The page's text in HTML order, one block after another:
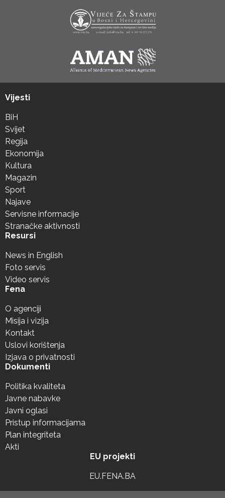
Vijesti
BiH
Svijet
Regija
Ekonomija
Kultura
Magazin
Sport
Najave
Servisne informacije
Stranačke aktivnosti
Resursi
News in English
Foto servis
Video servis
Fena
O agenciji
Misija i vizija
Kontakt
Uslovi korištenja
Izjava o privatnosti
Dokumenti
Politika kvaliteta
Javne nabavke
Javni oglasi
Pristup informacijama
Plan integriteta
Akti
EU projekti
EU.FENA.BA